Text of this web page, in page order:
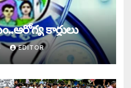
కార్డులు
EDITOR